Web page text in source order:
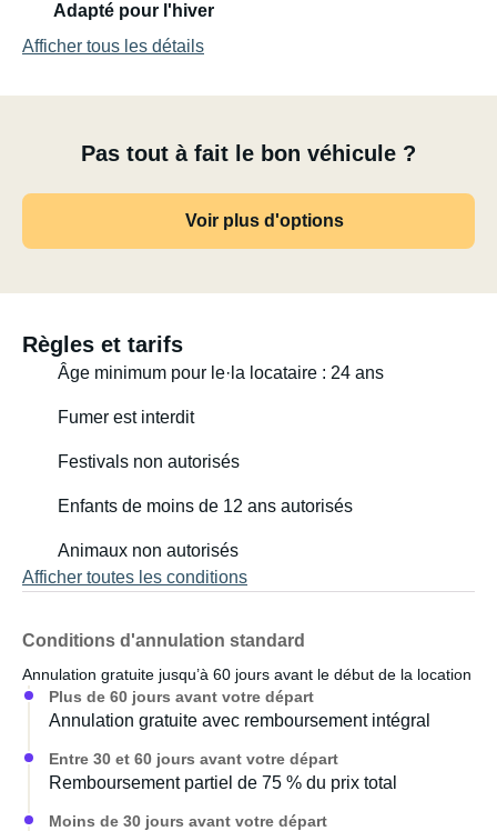
Adapté pour l'hiver
Afficher tous les détails
Pas tout à fait le bon véhicule ?
Voir plus d'options
Règles et tarifs
Âge minimum pour le·la locataire : 24 ans
Fumer est interdit
Festivals non autorisés
Enfants de moins de 12 ans autorisés
Animaux non autorisés
Afficher toutes les conditions
Conditions d'annulation standard
Annulation gratuite jusqu’à 60 jours avant le début de la location
Plus de 60 jours avant votre départ
Annulation gratuite avec remboursement intégral
Entre 30 et 60 jours avant votre départ
Remboursement partiel de 75 % du prix total
Moins de 30 jours avant votre départ